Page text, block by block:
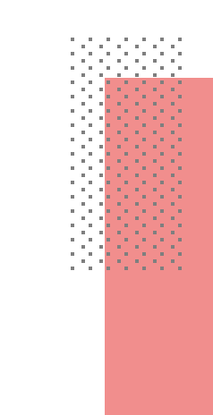
Ce kit est un
veaux. En
efficacité et